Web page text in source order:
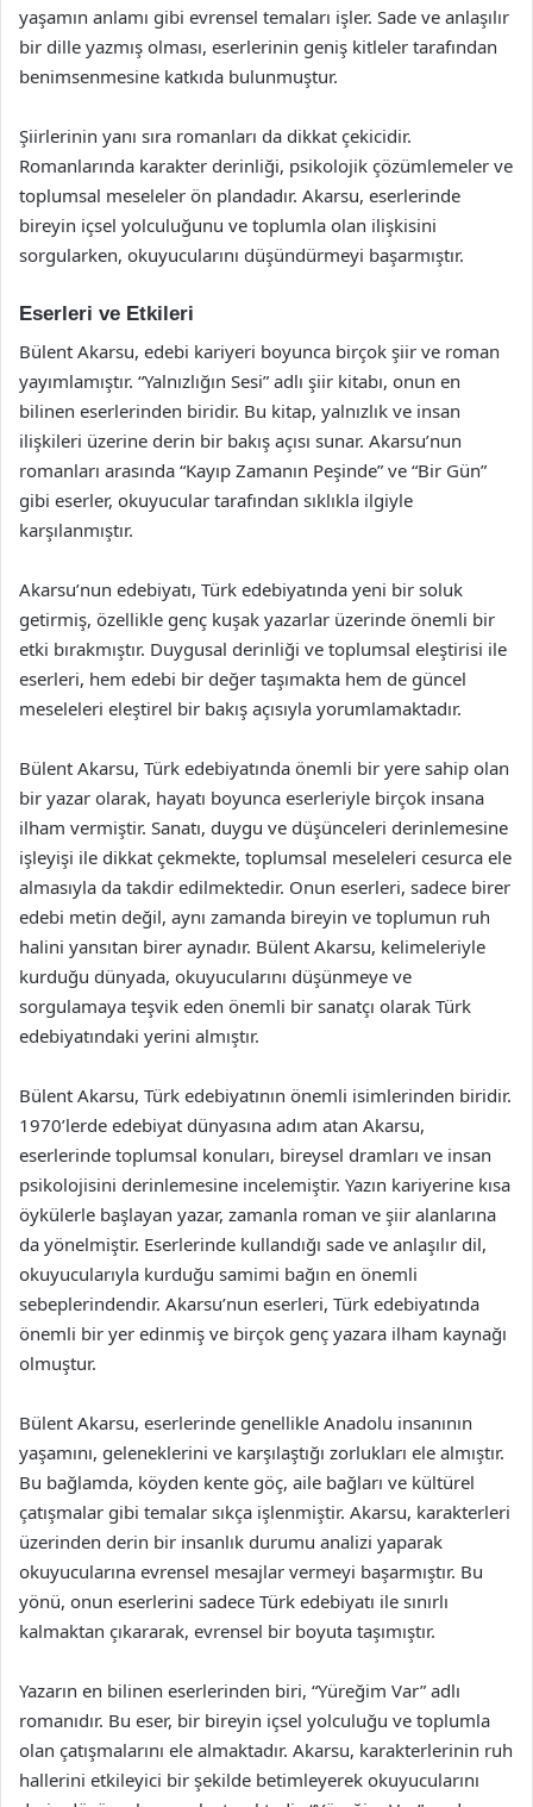
yaşamın anlamı gibi evrensel temaları işler. Sade ve anlaşılır
bir dille yazmış olması, eserlerinin geniş kitleler tarafından
benimsenmesine katkıda bulunmuştur.
Şiirlerinin yanı sıra romanları da dikkat çekicidir.
Romanlarında karakter derinliği, psikolojik çözümlemeler ve
toplumsal meseleler ön plandadır. Akarsu, eserlerinde
bireyin içsel yolculuğunu ve toplumla olan ilişkisini
sorgularken, okuyucularını düşündürmeyi başarmıştır.
Eserleri ve Etkileri
Bülent Akarsu, edebi kariyeri boyunca birçok şiir ve roman
yayımlamıştır. “Yalnızlığın Sesi” adlı şiir kitabı, onun en
bilinen eserlerinden biridir. Bu kitap, yalnızlık ve insan
ilişkileri üzerine derin bir bakış açısı sunar. Akarsu’nun
romanları arasında “Kayıp Zamanın Peşinde” ve “Bir Gün”
gibi eserler, okuyucular tarafından sıklıkla ilgiyle
karşılanmıştır.
Akarsu’nun edebiyatı, Türk edebiyatında yeni bir soluk
getirmiş, özellikle genç kuşak yazarlar üzerinde önemli bir
etki bırakmıştır. Duygusal derinliği ve toplumsal eleştirisi ile
eserleri, hem edebi bir değer taşımakta hem de güncel
meseleleri eleştirel bir bakış açısıyla yorumlamaktadır.
Bülent Akarsu, Türk edebiyatında önemli bir yere sahip olan
bir yazar olarak, hayatı boyunca eserleriyle birçok insana
ilham vermiştir. Sanatı, duygu ve düşünceleri derinlemesine
işleyişi ile dikkat çekmekte, toplumsal meseleleri cesurca ele
almasıyla da takdir edilmektedir. Onun eserleri, sadece birer
edebi metin değil, aynı zamanda bireyin ve toplumun ruh
halini yansıtan birer aynadır. Bülent Akarsu, kelimeleriyle
kurduğu dünyada, okuyucularını düşünmeye ve
sorgulamaya teşvik eden önemli bir sanatçı olarak Türk
edebiyatındaki yerini almıştır.
Bülent Akarsu, Türk edebiyatının önemli isimlerinden biridir.
1970’lerde edebiyat dünyasına adım atan Akarsu,
eserlerinde toplumsal konuları, bireysel dramları ve insan
psikolojisini derinlemesine incelemiştir. Yazın kariyerine kısa
öykülerle başlayan yazar, zamanla roman ve şiir alanlarına
da yönelmiştir. Eserlerinde kullandığı sade ve anlaşılır dil,
okuyucularıyla kurduğu samimi bağın en önemli
sebeplerindendir. Akarsu’nun eserleri, Türk edebiyatında
önemli bir yer edinmiş ve birçok genç yazara ilham kaynağı
olmuştur.
Bülent Akarsu, eserlerinde genellikle Anadolu insanının
yaşamını, geleneklerini ve karşılaştığı zorlukları ele almıştır.
Bu bağlamda, köyden kente göç, aile bağları ve kültürel
çatışmalar gibi temalar sıkça işlenmiştir. Akarsu, karakterleri
üzerinden derin bir insanlık durumu analizi yaparak
okuyucularına evrensel mesajlar vermeyi başarmıştır. Bu
yönü, onun eserlerini sadece Türk edebiyatı ile sınırlı
kalmaktan çıkararak, evrensel bir boyuta taşımıştır.
Yazarın en bilinen eserlerinden biri, “Yüreğim Var” adlı
romanıdır. Bu eser, bir bireyin içsel yolculuğu ve toplumla
olan çatışmalarını ele almaktadır. Akarsu, karakterlerinin ruh
hallerini etkileyici bir şekilde betimleyerek okuyucularını